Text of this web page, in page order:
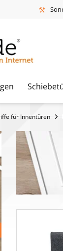
für Innentüren